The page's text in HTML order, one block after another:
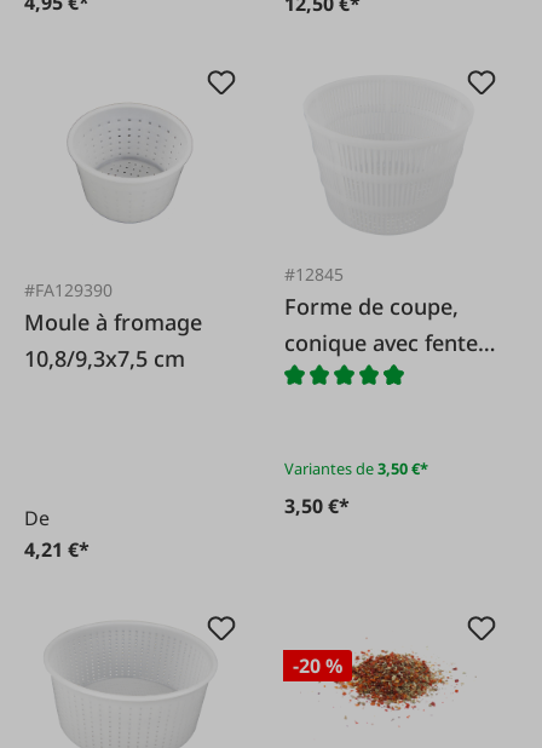
#FA129390
Moule à fromage
10,8/9,3x7,5 cm
De
4,21 €*
#12845
Forme de coupe,
conique avec fentes
d'égouttement
Variantes de3,50 €*
3,50 €*
-20 %